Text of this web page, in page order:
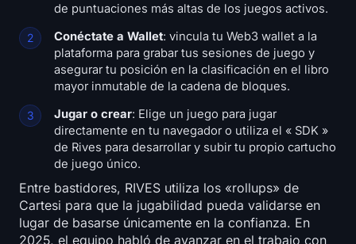
de puntuaciones más altas de los juegos activos.
Conéctate a Wallet: vincula tu Web3 wallet a la
plataforma para grabar tus sesiones de juego y
asegurar tu posición en la clasificación en el libro
mayor inmutable de la cadena de bloques.
Jugar o crear: Elige un juego para jugar
directamente en tu navegador o utiliza el « SDK »
de Rives para desarrollar y subir tu propio cartucho
de juego único.
Entre bastidores, RIVES utiliza los «rollups» de
Cartesi para que la jugabilidad pueda validarse en
lugar de basarse únicamente en la confianza. En
2025, el equipo habló de avanzar en el trabajo con